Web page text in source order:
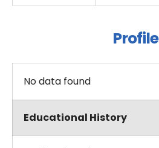
Profile
No data found
Educational History